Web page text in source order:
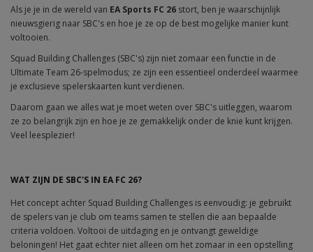
Als je je in de wereld van EA Sports FC 26 stort, ben je waarschijnlijk
nieuwsgierig naar SBC's en hoe je ze op de best mogelijke manier kunt
voltooien.
Squad Building Challenges (SBC's) zijn niet zomaar een functie in de
Ultimate Team 26-spelmodus; ze zijn een essentieel onderdeel waarmee
je exclusieve spelerskaarten kunt verdienen.
Daarom gaan we alles wat je moet weten over SBC's uitleggen, waarom
ze zo belangrijk zijn en hoe je ze gemakkelijk onder de knie kunt krijgen.
Veel leesplezier!
WAT ZIJN DE SBC'S IN EA FC 26?
Het concept achter Squad Building Challenges is eenvoudig: je gebruikt
de spelers van je club om teams samen te stellen die aan bepaalde
criteria voldoen. Voltooi de uitdaging en je ontvangt geweldige
beloningen! Het gaat echter niet alleen om het zomaar in een opstelling